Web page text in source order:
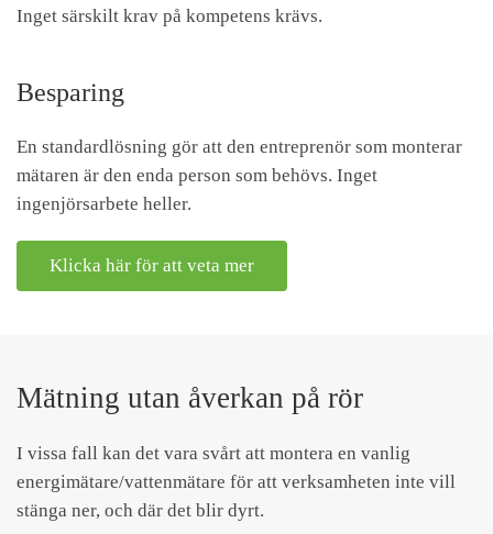
Inget särskilt krav på kompetens krävs.
Besparing
En standardlösning gör att den entreprenör som monterar
mätaren är den enda person som behövs. Inget
ingenjörsarbete heller.
Klicka här för att veta mer
Mätning utan åverkan på rör
I vissa fall kan det vara svårt att montera en vanlig
energimätare/vattenmätare för att verksamheten inte vill
stänga ner, och där det blir dyrt.